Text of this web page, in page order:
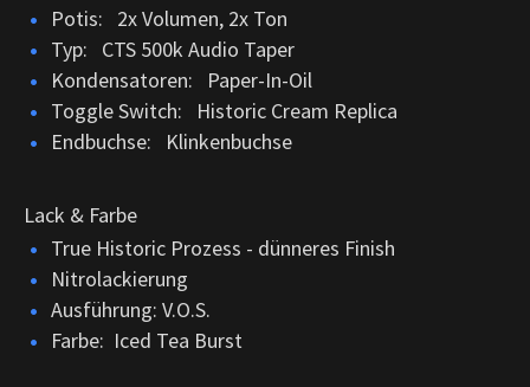
Potis: 2x Volumen, 2x Ton
Typ: CTS 500k Audio Taper
Kondensatoren: Paper-In-Oil
Toggle Switch: Historic Cream Replica
Endbuchse: Klinkenbuchse
Lack & Farbe
True Historic Prozess - dünneres Finish
Nitrolackierung
Ausführung: V.O.S.
Farbe: Iced Tea Burst